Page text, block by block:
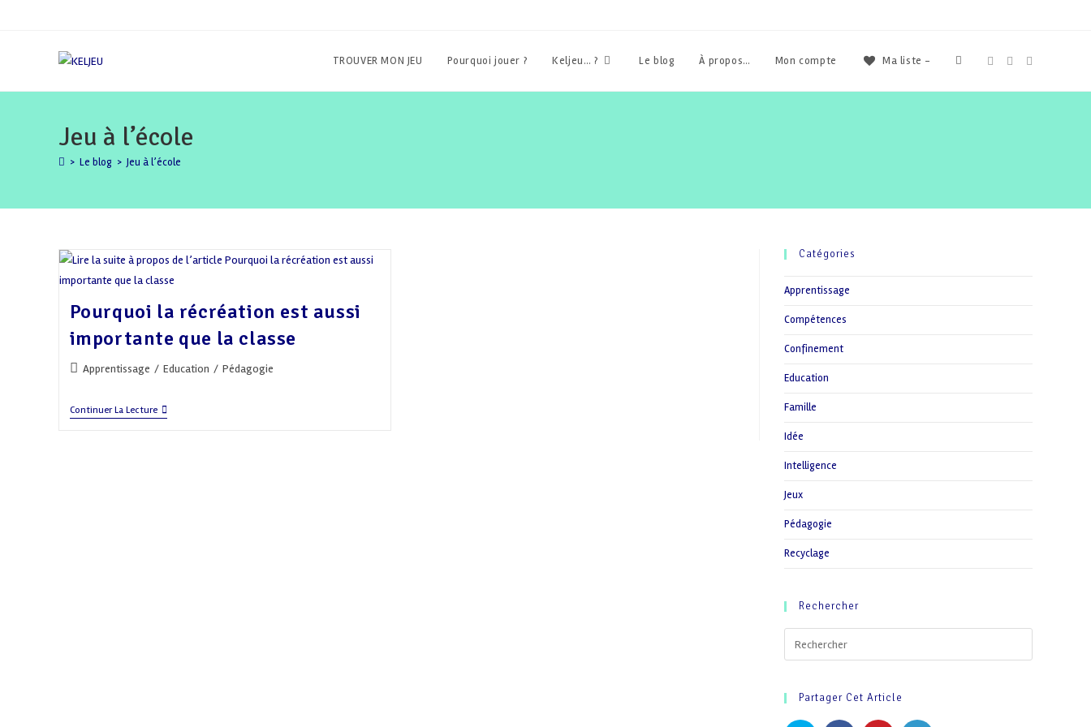
TROUVER MON JEU Pourquoi jouer ? Keljeu… ? Le blog À propos… Mon compte Ma liste - Toggle
Jeu à l’école
> Le blog > Jeu à l’école
Pourquoi la récréation est aussi
importante que la classe
PostApprentissage / Education / Pédagogie
Continuer La LecturePourquoi
La
Catégories
Apprentissage
Compétences
Confinement
Education
Famille
Idée
Intelligence
Jeux
Pédagogie
Recyclage
Rechercher
Partager Cet Article